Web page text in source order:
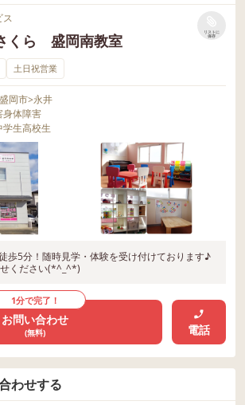
ス
くら 盛岡南教室
リストに
保存
土日祝営業
盛岡市>永井
身体障害
学生高校生
歩5分！随時見学・体験を受け付けております♪
ください(*^_^*)
1分で完了！
お問い合わせ
(無料) 電話
わせする